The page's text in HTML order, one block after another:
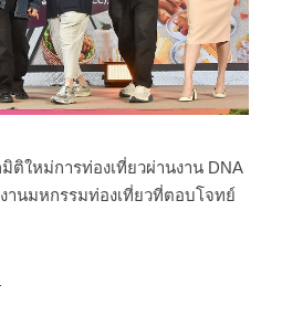
ใหม่การท่องเที่ยวผ่านงาน DNA
านมหกรรมท่องเที่ยวที่ตอบโจทย์